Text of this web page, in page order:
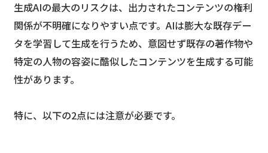
生成AIの最大のリスクは、出力されたコンテンツの権利
関係が不明確になりやすい点です。AIは膨大な既存デー
タを学習して生成を行うため、意図せず既存の著作物や
特定の人物の容姿に酷似したコンテンツを生成する可能
性があります。
特に、以下の2点には注意が必要です。